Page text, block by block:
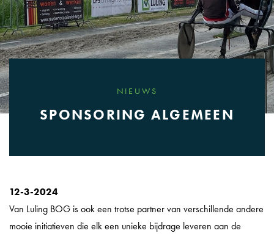
NIEUWS
SPONSORING ALGEMEEN
12-3-2024
Van Luling BOG is ook een trotse partner van verschillende andere
mooie initiatieven die elk een unieke bijdrage leveren aan de